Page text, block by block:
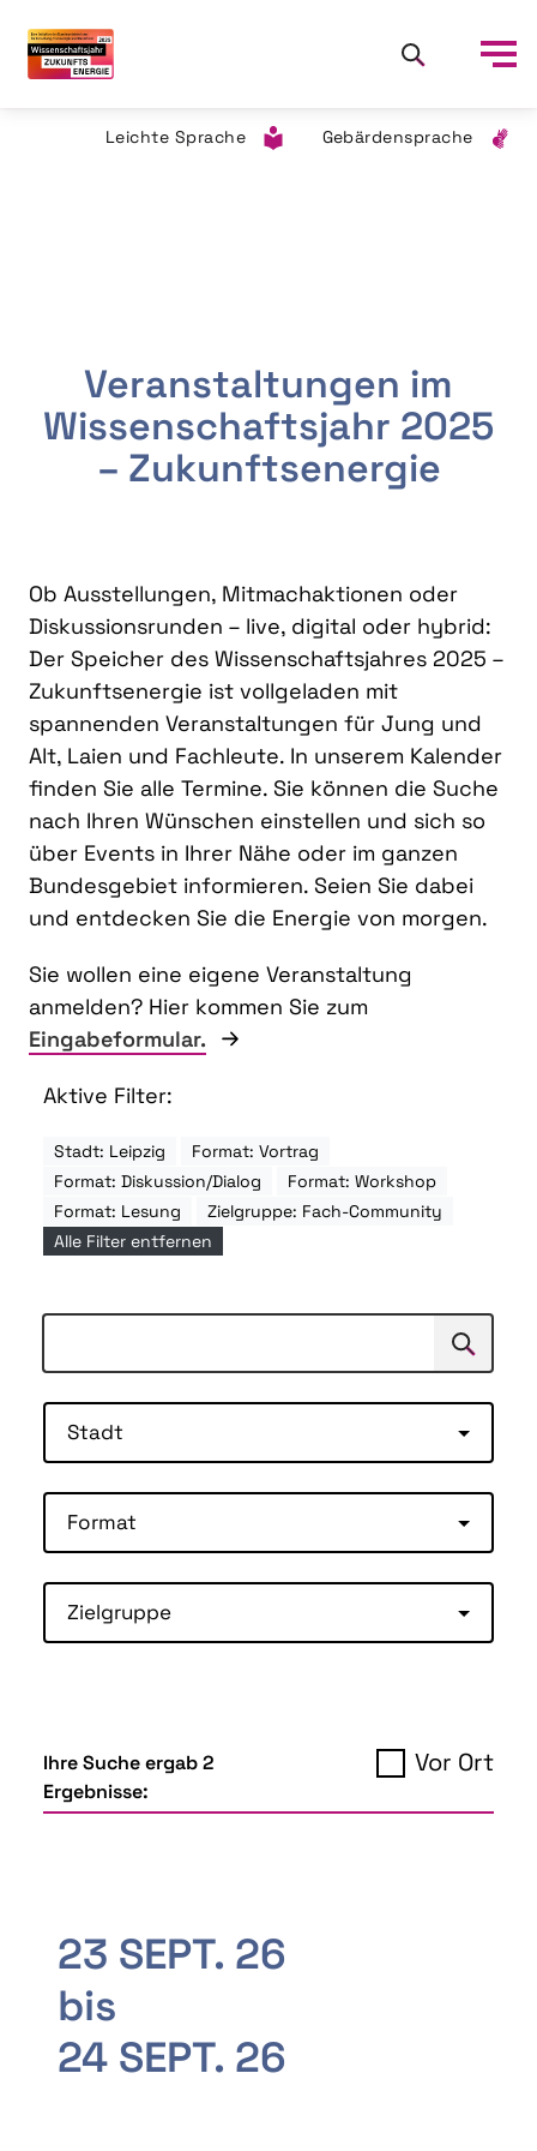
Leichte Sprache Gebärdensprache
Veranstaltungen im
Wissenschaftsjahr 2025
– Zukunftsenergie
Ob Ausstellungen, Mitmachaktionen oder
Diskussionsrunden – live, digital oder hybrid:
Der Speicher des Wissenschaftsjahres 2025 –
Zukunftsenergie ist vollgeladen mit
spannenden Veranstaltungen für Jung und
Alt, Laien und Fachleute. In unserem Kalender
finden Sie alle Termine. Sie können die Suche
nach Ihren Wünschen einstellen und sich so
über Events in Ihrer Nähe oder im ganzen
Bundesgebiet informieren. Seien Sie dabei
und entdecken Sie die Energie von morgen.
Sie wollen eine eigene Veranstaltung
anmelden? Hier kommen Sie zum
Eingabeformular.
Aktive Filter:
Stadt: Leipzig
Format: Vortrag
Format: Diskussion/Dialog
Format: Workshop
Format: Lesung
Zielgruppe: Fach-Community
Alle Filter entfernen
Suchen
Stadt
Format
Zielgruppe
Ihre Suche ergab 2
Ergebnisse:
Vor Ort
23 SEPT. 26
bis
24 SEPT. 26